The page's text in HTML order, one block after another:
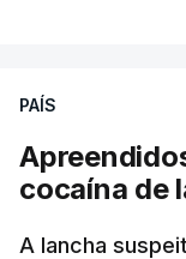
PAÍS
cocaína de
A lancha